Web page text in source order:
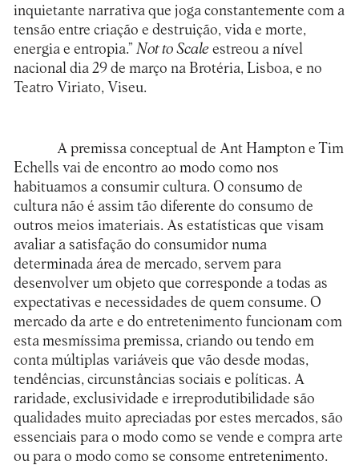
inquietante narrativa que joga constantemente com a
tensão entre criação e destruição, vida e morte,
energia e entropia.”Not to Scaleestreou a nível
nacional dia 29 de março na Brotéria, Lisboa, e no
Teatro Viriato, Viseu.
A premissa conceptual de Ant Hampton e Tim
Echells vai de encontro ao modo como nos
habituamos a consumir cultura. O consumo de
cultura não é assim tão diferente do consumo de
outros meios imateriais. As estatísticas que visam
avaliar a satisfação do consumidor numa
determinada área de mercado, servem para
desenvolver um objeto que corresponde a todas as
expectativas e necessidades de quem consume. O
mercado da arte e do entretenimento funcionam com
esta mesmíssima premissa, criando ou tendo em
conta múltiplas variáveis que vão desde modas,
tendências, circunstâncias sociais e políticas. A
raridade, exclusividade e irreprodutibilidade são
qualidades muito apreciadas por estes mercados, são
essenciais para o modo como se vende e compra arte
ou para o modo como se consome entretenimento.